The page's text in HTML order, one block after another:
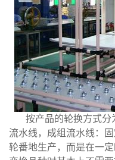
按产品的轮换方式分
流水线，成组流水线：
轮番地生产，而是在一